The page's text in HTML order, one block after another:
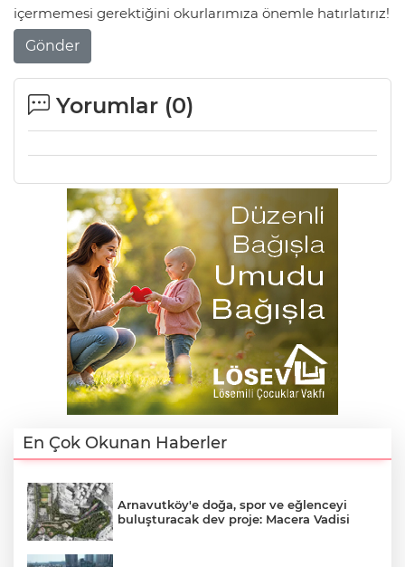
içermemesi gerektiğini okurlarımıza önemle hatırlatırız!
Gönder
Yorumlar (0)
En Çok Okunan Haberler
Arnavutköy'e doğa, spor ve eğlenceyi
buluşturacak dev proje: Macera Vadisi